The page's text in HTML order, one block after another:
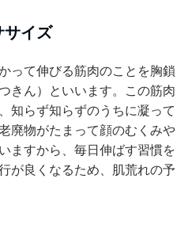
サイズ
って伸びる筋肉のことを胸鎖
きん）といいます。この筋肉
知らず知らずのうちに凝って
廃物がたまって顔のむくみや
ますから、毎日伸ばす習慣を
が良くなるため、肌荒れの予